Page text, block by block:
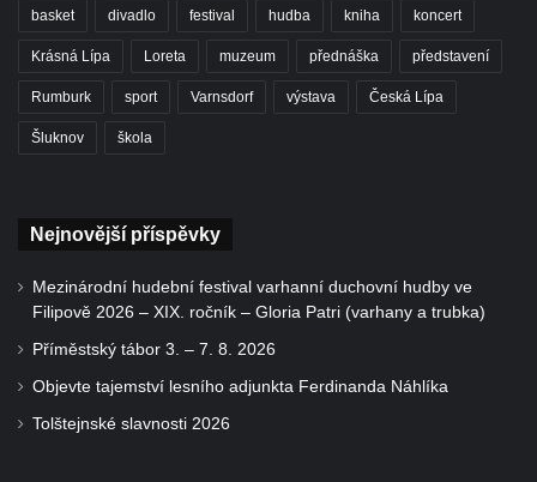
basket divadlo festival hudba kniha koncert
Krásná Lípa Loreta muzeum přednáška představení
Rumburk sport Varnsdorf výstava Česká Lípa
Šluknov škola
Nejnovější příspěvky
Mezinárodní hudební festival varhanní duchovní hudby ve
Filipově 2026 – XIX. ročník – Gloria Patri (varhany a trubka)
Příměstský tábor 3. – 7. 8. 2026
Objevte tajemství lesního adjunkta Ferdinanda Náhlíka
Tolštejnské slavnosti 2026